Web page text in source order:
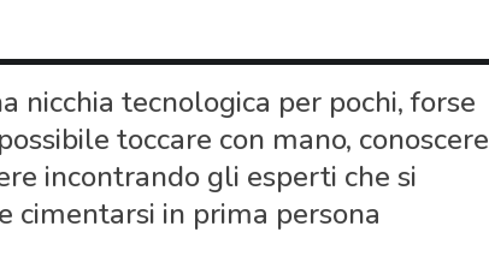
nicchia tecnologica per pochi, forse
toccare con mano, conoscere
incontrando gli esperti che si
cimentarsi in prima persona